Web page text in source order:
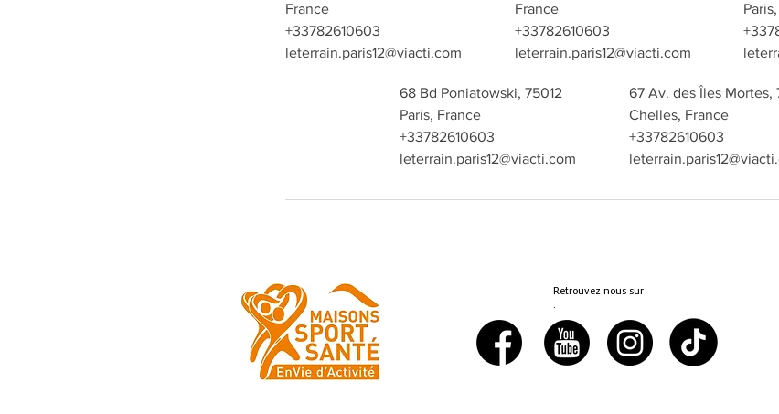
France
+33782610603
leterrain.paris12@viacti.com
France
+33782610603
leterrain.paris12@viacti.com
68 Bd Poniatowski, 75012
Paris, France
+33782610603
leterrain.paris12@viacti.com
67 Av. des Îles Mortes,
Chelles, France
+33782610603
Retrouvez nous sur
: